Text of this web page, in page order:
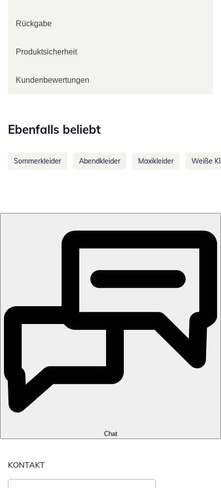
Rückgabe
Produktsicherheit
Kundenbewertungen
Ebenfalls beliebt
Sommerkleider Abendkleider Maxikleider Weiße
Chat
KONTAKT